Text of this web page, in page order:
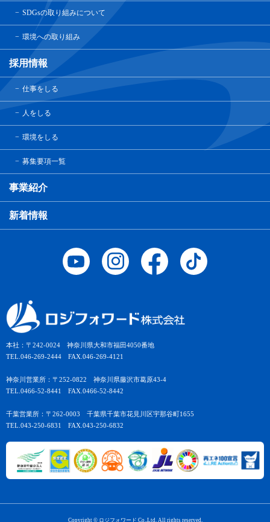
本社：〒242-0024 神奈川県大和市福田4050番地
TEL.046-269-2444 FAX.046-269-4121
神奈川営業所：〒252-0822 神奈川県藤沢市葛原43-4
TEL.0466-52-8441 FAX.0466-52-8442
千葉営業所：〒262-0003 千葉県千葉市花見川区宇那谷町1655
TEL.043-250-6831 FAX.043-250-6832
SDGsの取り組みについて
環境への取り組み
採用情報
仕事をしる
人をしる
環境をしる
募集要項一覧
事業紹介
新着情報
Copyright © ロジフォワード Co.,Ltd. All rights reserved.